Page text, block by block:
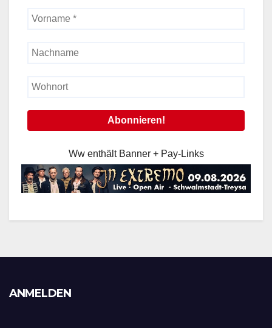
Ww enthält Banner + Pay-Links
ANMELDEN